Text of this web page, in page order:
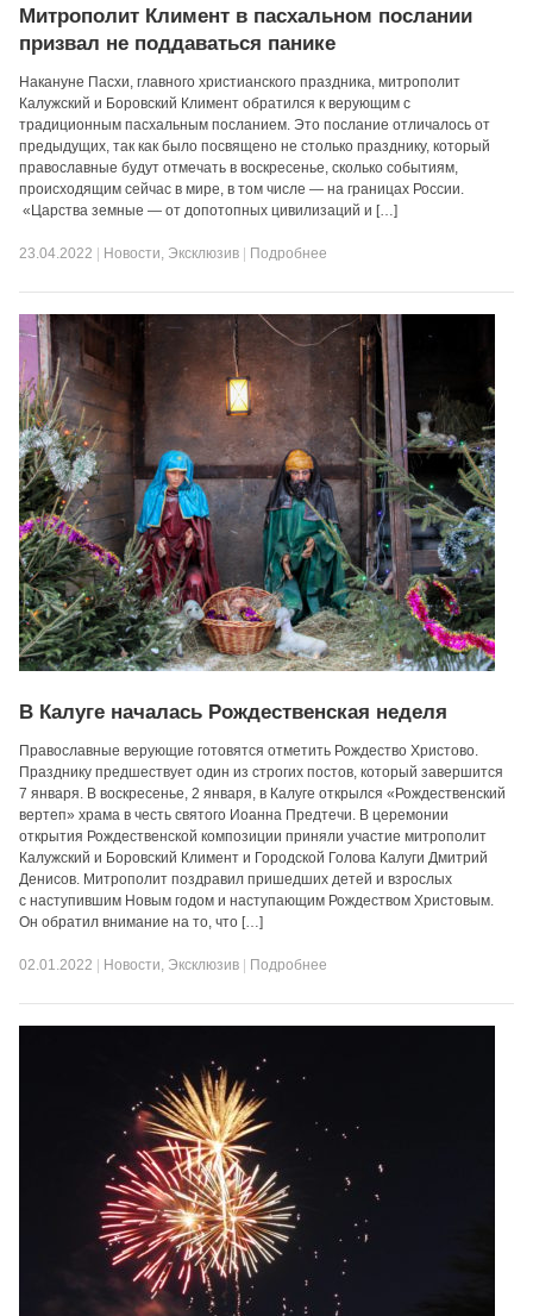
Митрополит Климент в пасхальном послании
призвал не поддаваться панике
Накануне Пасхи, главного христианского праздника, митрополит
Калужский и Боровский Климент обратился к верующим с
традиционным пасхальным посланием. Это послание отличалось от
предыдущих, так как было посвящено не столько празднику, который
православные будут отмечать в воскресенье, сколько событиям,
происходящим сейчас в мире, в том числе — на границах России.
«Царства земные — от допотопных цивилизаций и […]
23.04.2022 Новости, Эксклюзив Подробнее
В Калуге началась Рождественская неделя
Православные верующие готовятся отметить Рождество Христово.
Празднику предшествует один из строгих постов, который завершится
7 января. В воскресенье, 2 января, в Калуге открылся «Рождественский
вертеп» храма в честь святого Иоанна Предтечи. В церемонии
открытия Рождественской композиции приняли участие митрополит
Калужский и Боровский Климент и Городской Голова Калуги Дмитрий
Денисов. Митрополит поздравил пришедших детей и взрослых
с наступившим Новым годом и наступающим Рождеством Христовым.
Он обратил внимание на то, что […]
02.01.2022 Новости, Эксклюзив Подробнее